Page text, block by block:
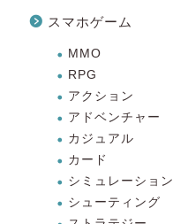
スマホゲーム
MMO
RPG
アクション
アドベンチャー
カジュアル
カード
シミュレーション
シューティング